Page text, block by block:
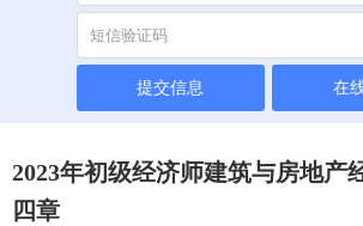
提交信息 在
2023年初级经济师建筑与房地产
四章